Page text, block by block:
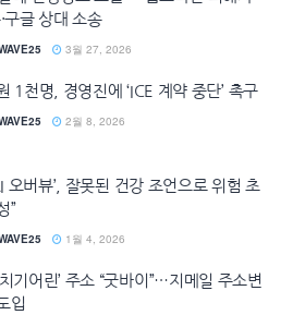
구글 상대 소송
3월 27, 2026
1천명, 경영진에 ‘ICE 계약 중단’ 촉구
2월 8, 2026
오버뷰’, 잘못된 건강 조언으로 위험 초
”
1월 4, 2026
기어린’ 주소 “굿바이”…지메일 주소변
입